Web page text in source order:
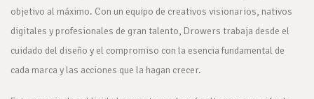
objetivo al máximo. Con un equipo de creativos visionarios, nativos
digitales y profesionales de gran talento, Drowers trabaja desde el
cuidado del diseño y el compromiso con la esencia fundamental de
cada marca y las acciones que la hagan crecer.